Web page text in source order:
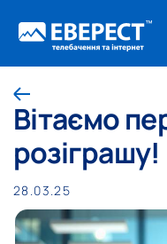
Вітаємо
розіграшу!
28.03.25